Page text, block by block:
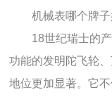
机械表哪个牌子
18世纪瑞士的产
功能的发明陀飞轮
地位更加显著。它